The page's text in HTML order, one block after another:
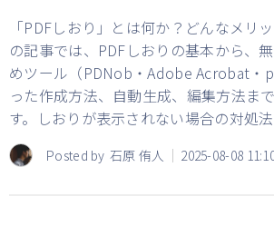
「PDFしおり」とは何か？どんなメリ
の記事では、PDFしおりの基本から、
めツール（PDNob・Adobe Acrobat・
った作成方法、自動生成、編集方法ま
す。しおりが表示されない場合の対処
Posted by 石原 侑人 2025-08-08